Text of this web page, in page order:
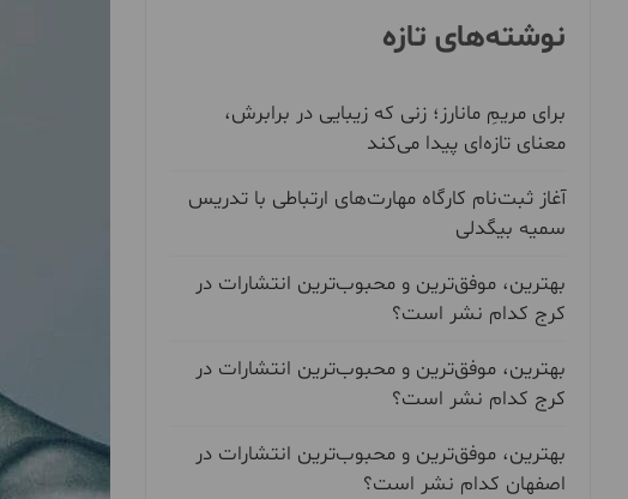
نوشته‌های تازه
برای مریمِ مانارز؛ زنی که زیبایی در برابرش،
معنای تازه‌ای پیدا می‌کند
آغاز ثبت‌نام کارگاه مهارت‌های ارتباطی با تدریس
سمیه بیگدلی
بهترین، موفق‌ترین و محبوب‌ترین انتشارات در
کرج کدام نشر است؟
بهترین، موفق‌ترین و محبوب‌ترین انتشارات در
کرج کدام نشر است؟
بهترین، موفق‌ترین و محبوب‌ترین انتشارات در
اصفهان کدام نشر است؟